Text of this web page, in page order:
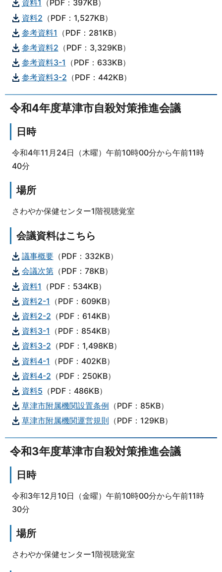
資料1
（PDF：397KB）
資料2 （PDF：1,527KB）
参考資料1 （PDF：281KB）
参考資料2 （PDF：3,329KB）
参考資料3-1 （PDF：633KB）
参考資料3-2 （PDF：442KB）
令和4年度草津市自殺対策推進会議
日時
令和4年11月24日（木曜）午前10時00分から午前11時
40分
場所
さわやか保健センター1階視聴覚室
会議資料はこちら
議事概要（PDF：332KB）
会議次第（PDF：78KB）
資料1 （PDF：534KB）
資料2-1 （PDF：609KB）
資料2-2 （PDF：614KB）
資料3-1 （PDF：854KB）
資料3-2 （PDF：1,498KB）
資料4-1 （PDF：402KB）
資料4-2 （PDF：250KB）
資料5 （PDF：486KB）
草津市附属機関設置条例 （PDF：85KB）
草津市附属機関運営規則 （PDF：129KB）
令和3年度草津市自殺対策推進会議
日時
令和3年12月10日（金曜）午前10時00分から午前11時
30分
場所
さわやか保健センター1階視聴覚室